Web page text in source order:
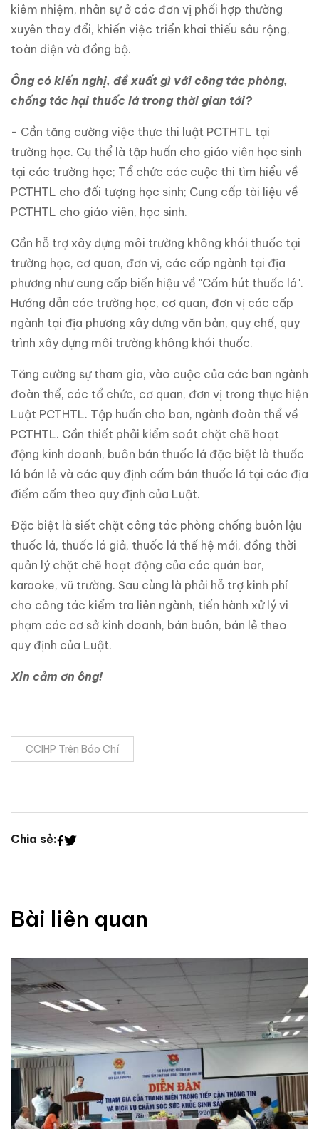
kiêm nhiệm, nhân sự ở các đơn vị phối hợp thường
xuyên thay đổi, khiến việc triển khai thiếu sâu rộng,
toàn diện và đồng bộ.
Ông có kiến nghị, đề xuất gì với công tác phòng,
chống tác hại thuốc lá trong thời gian tới?
- Cần tăng cường việc thực thi luật PCTHTL tại
trường học. Cụ thể là tập huấn cho giáo viên học sinh
tại các trường học; Tổ chức các cuộc thi tìm hiểu về
PCTHTL cho đối tượng học sinh; Cung cấp tài liệu về
PCTHTL cho giáo viên, học sinh.
Cần hỗ trợ xây dựng môi trường không khói thuốc tại
trường học, cơ quan, đơn vị, các cấp ngành tại địa
phương như cung cấp biển hiệu về "Cấm hút thuốc lá".
Hướng dẫn các trường học, cơ quan, đơn vị các cấp
ngành tại địa phương xây dựng văn bản, quy chế, quy
trình xây dựng môi trường không khói thuốc.
Tăng cường sự tham gia, vào cuộc của các ban ngành
đoàn thể, các tổ chức, cơ quan, đơn vị trong thực hiện
Luật PCTHTL. Tập huấn cho ban, ngành đoàn thể về
PCTHTL. Cần thiết phải kiểm soát chặt chẽ hoạt
động kinh doanh, buôn bán thuốc lá đặc biệt là thuốc
lá bán lẻ và các quy định cấm bán thuốc lá tại các địa
điểm cấm theo quy định của Luật.
Đặc biệt là siết chặt công tác phòng chống buôn lậu
thuốc lá, thuốc lá giả, thuốc lá thế hệ mới, đồng thời
quản lý chặt chẽ hoạt động của các quán bar,
karaoke, vũ trường. Sau cùng là phải hỗ trợ kinh phí
cho công tác kiểm tra liên ngành, tiến hành xử lý vi
phạm các cơ sở kinh doanh, bán buôn, bán lẻ theo
quy định của Luật.
Xin cảm ơn ông!
CCIHP Trên Báo Chí
Chia sẻ:
Bài liên quan